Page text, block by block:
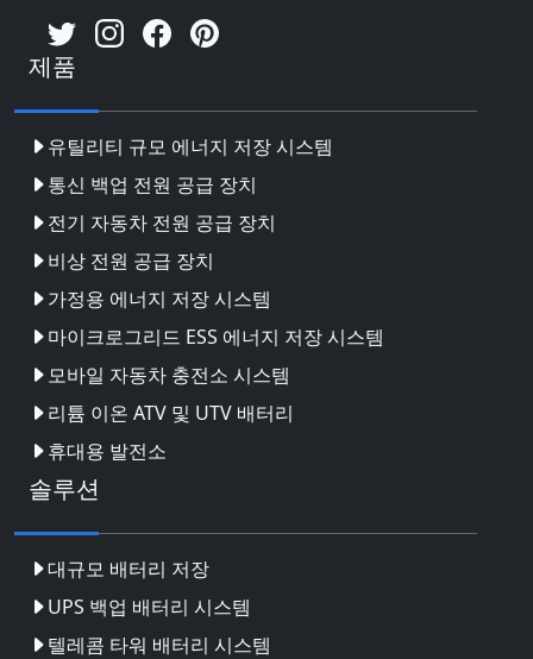
제품
유틸리티 규모 에너지 저장 시스템
통신 백업 전원 공급 장치
전기 자동차 전원 공급 장치
비상 전원 공급 장치
가정용 에너지 저장 시스템
마이크로그리드 ESS 에너지 저장 시스템
모바일 자동차 충전소 시스템
리튬 이온 ATV 및 UTV 배터리
휴대용 발전소
솔루션
대규모 배터리 저장
UPS 백업 배터리 시스템
텔레콤 타워 배터리 시스템